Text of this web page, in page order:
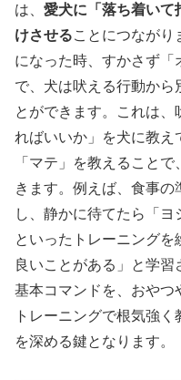
は、 愛犬に「落ち着いて
けさせることにつながり
になった時、すかさず「
で、犬は吠える行動から
とができます。これは
ればいいか」を犬に教え
「マテ」を教えること
きます。例えば、食事
し、静かに待てたら「ヨ
といったトレーニング
良いことがある」と学
基本コマンドを、おやつ
トレーニングで根気強
を深める鍵となります。